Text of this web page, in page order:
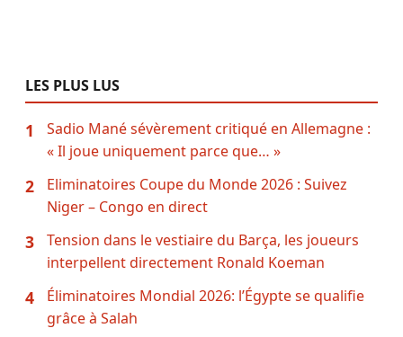
LES PLUS LUS
1
Sadio Mané sévèrement critiqué en Allemagne :
« Il joue uniquement parce que… »
2
Eliminatoires Coupe du Monde 2026 : Suivez
Niger – Congo en direct
3
Tension dans le vestiaire du Barça, les joueurs
interpellent directement Ronald Koeman
4
Éliminatoires Mondial 2026: l’Égypte se qualifie
grâce à Salah